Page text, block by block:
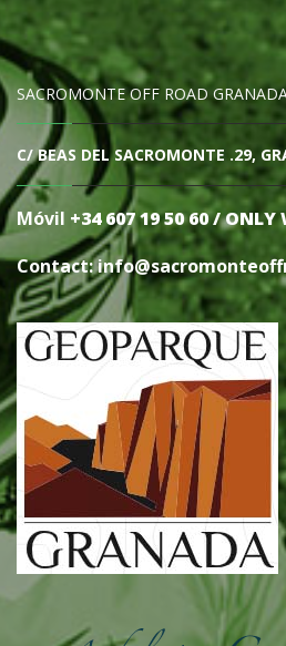
SACROMONTE OFF ROAD
C/ BEAS DEL SACROMONTE .29,
Móvil +34 607 19 50 60 / ONLY
Contact: